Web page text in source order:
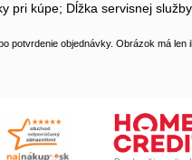
pri kúpe; Dĺžka servisnej
potvrdenie objednávky. Obrázok má len